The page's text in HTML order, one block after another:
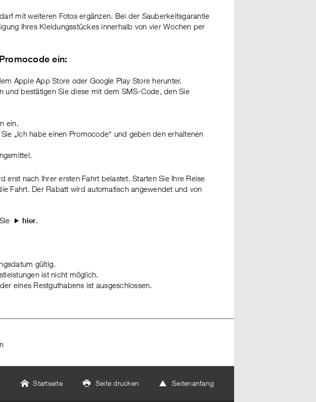
mit weiteren Fotos ergänzen. Bei der Sauberkeitsgarantie
Ihres Kleidungsstückes innerhalb von vier Wochen per
ein:
Apple App Store oder Google Play Store herunter.
und bestätigen Sie diese mit dem SMS-Code, den Sie
ein.
„Ich habe einen Promocode“ und geben den erhaltenen
erst nach Ihrer ersten Fahrt belastet. Starten Sie Ihre Reise
Fahrt. Der Rabatt wird automatisch angewendet und von
hier.
gültig.
ist nicht möglich.
eines Restguthabens ist ausgeschlossen.
Startseite Seite drucken Seitenanfang